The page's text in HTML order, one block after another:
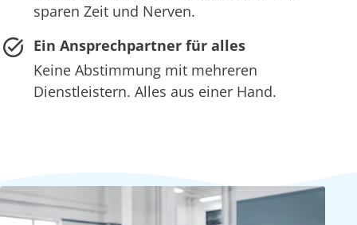
sparen Zeit und Nerven.
Ein Ansprechpartner für alles
Keine Abstimmung mit mehreren
Dienstleistern. Alles aus einer Hand.